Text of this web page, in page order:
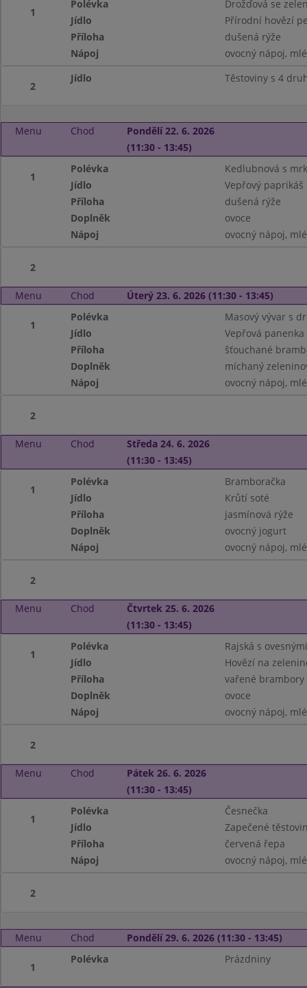
1
Polévka
Drožďová se
Jídlo
Přírodní hovězí
Příloha
dušená rýže
Nápoj
ovocný nápoj,
2
Jídlo Těstoviny s 4
Menu Chod
Pondělí 22. 6. 2026
(11:30 - 13:45)
1
Polévka
Kedlubnová s
Jídlo
Vepřový paprikáš
Příloha
dušená rýže
Doplněk
ovoce
Nápoj
ovocný nápoj,
2
Menu Chod Úterý 23. 6. 2026 (11:30 - 13:45)
1
Polévka
Masový vývar s
Jídlo
Vepřová
Příloha
šťouchané
Doplněk
míchaný
Nápoj
ovocný nápoj,
2
Menu Chod
Středa 24. 6. 2026
(11:30 - 13:45)
1
Polévka
Bramboračka
Jídlo
Krůtí soté
Příloha
jasmínová rýže
Doplněk
ovocný jogurt
Nápoj
ovocný nápoj,
2
Menu Chod
Čtvrtek 25. 6. 2026
(11:30 - 13:45)
1
Polévka
Rajská s
Jídlo
Hovězí na
Příloha
vařené brambory
Doplněk
ovoce
Nápoj
ovocný nápoj,
2
Menu Chod
Pátek 26. 6. 2026
(11:30 - 13:45)
1
Polévka
Česnečka
Jídlo
Zapečené
Příloha
červená řepa
Nápoj
ovocný nápoj,
2
Menu Chod Pondělí 29. 6. 2026 (11:30 - 13:45)
1
Polévka Prázdniny